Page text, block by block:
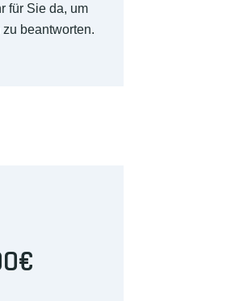
für Sie da, um
beantworten.